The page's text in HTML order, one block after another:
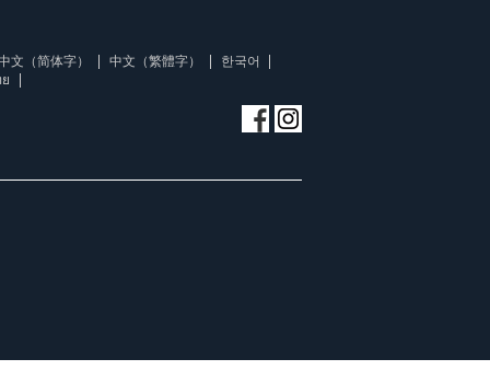
文（简体字） 中文（繁體字）
한국어